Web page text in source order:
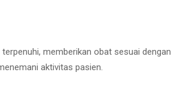
memberikan obat sesuai dengan
aktivitas pasien.